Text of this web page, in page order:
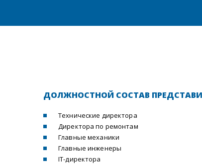
ДОЛЖНОСТНОЙ СОСТАВ
Технические директора
Директора по ремонтам
Главные механики
Главные инженеры
IT-директора